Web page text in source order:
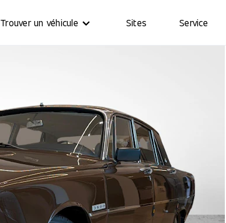
Trouver un véhicule Sites Service